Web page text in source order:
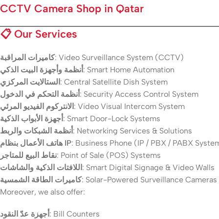
CCTV Camera Shop in Qatar
📋 Our Services
كاميرات المراقبة: Video Surveillance System (CCTV)
أنظمة وأجهزة البيت الذكي: Smart Home Automation
الستالايت المركزي: Central Satellite Dish System
أنظمة التحكم في الدخول: Security Access Control System
الانتركوم الفيديو المرئي: Video Visual Intercom System
أجهزة الأبواب الذكية: Smart Door-Lock Systems
أنظمة الشبكات والربط: Networking Services & Solutions
هاتف الأعمال بنظام IP: Business Phone (IP / PBX / PABX
نقاط البيع للمتاجر: Point of Sale (POS) Systems
اللافتات الذكية والشاشات: Smart Digital Signage & Video Walls
كاميرات الطاقة الشمسية: Solar-Powered Surveillance Cameras
Moreover, we also offer:
أجهزة عدّ النقود: Bill Counters